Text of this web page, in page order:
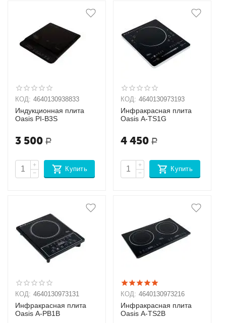
КОД: 4640130938833
Индукционная плита
Oasis РI-B3S
3 500 Р
+
−
Купить
КОД: 4640130973193
Инфракрасная плита
Oasis A-TS1G
4 450 Р
+
−
Купить
КОД: 4640130973131
Инфракрасная плита
Oasis A-PB1B
КОД: 4640130973216
Инфракрасная плита
Oasis A-TS2B